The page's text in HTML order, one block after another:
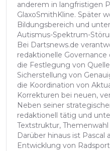
anderem in langfristigen
GlaxoSmithKline. Später
Bildungsbereich und
Autismus-Spektrum-
Bei Dartsnews.de
redaktionelle
die Festlegung von
Sicherstellung von
die Koordination von
Korrekturen bei neuen,
Neben seiner
redaktionell tätig und
Textstruktur,
Darüber hinaus ist Pascal
Entwicklung von